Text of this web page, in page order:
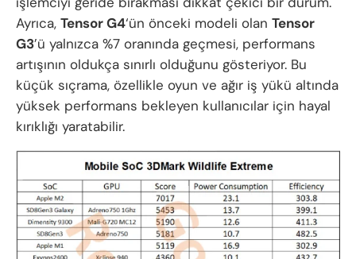
Ayrıca, Tensor G4‘ün önceki modeli olan Tensor
G3’ü yalnızca %7 oranında geçmesi, performans
artışının oldukça sınırlı olduğunu gösteriyor. Bu
küçük sıçrama, özellikle oyun ve ağır iş yükü altında
yüksek performans bekleyen kullanıcılar için hayal
kırıklığı yaratabilir.